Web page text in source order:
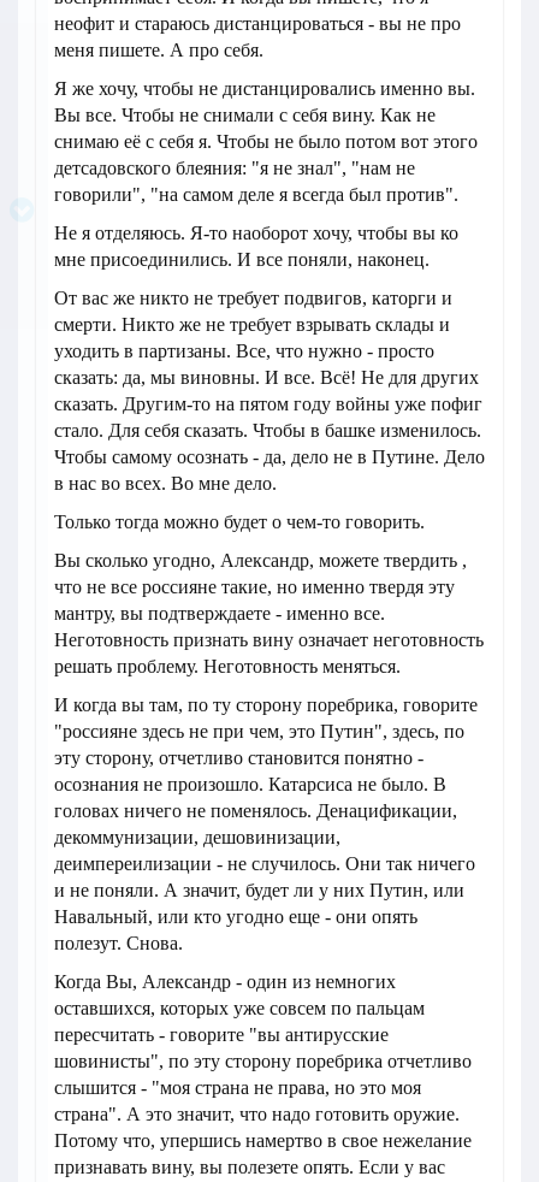
неофит и стараюсь дистанцироваться - вы не про
меня пишете. А про себя.
Я же хочу, чтобы не дистанцировались именно вы.
Вы все. Чтобы не снимали с себя вину. Как не
снимаю её с себя я. Чтобы не было потом вот этого
детсадовского блеяния: "я не знал", "нам не
говорили", "на самом деле я всегда был против".
Не я отделяюсь. Я-то наоборот хочу, чтобы вы ко
мне присоединились. И все поняли, наконец.
От вас же никто не требует подвигов, каторги и
смерти. Никто же не требует взрывать склады и
уходить в партизаны. Все, что нужно - просто
сказать: да, мы виновны. И все. Всё! Не для других
сказать. Другим-то на пятом году войны уже пофиг
стало. Для себя сказать. Чтобы в башке изменилось.
Чтобы самому осознать - да, дело не в Путине. Дело
в нас во всех. Во мне дело.
Только тогда можно будет о чем-то говорить.
Вы сколько угодно, Александр, можете твердить ,
что не все россияне такие, но именно твердя эту
мантру, вы подтверждаете - именно все.
Неготовность признать вину означает неготовность
решать проблему. Неготовность меняться.
И когда вы там, по ту сторону поребрика, говорите
"россияне здесь не при чем, это Путин", здесь, по
эту сторону, отчетливо становится понятно -
осознания не произошло. Катарсиса не было. В
головах ничего не поменялось. Денацификации,
декоммунизации, дешовинизации,
деимпереилизации - не случилось. Они так ничего
и не поняли. А значит, будет ли у них Путин, или
Навальный, или кто угодно еще - они опять
полезут. Снова.
Когда Вы, Александр - один из немногих
оставшихся, которых уже совсем по пальцам
пересчитать - говорите "вы антирусские
шовинисты", по эту сторону поребрика отчетливо
слышится - "моя страна не права, но это моя
страна". А это значит, что надо готовить оружие.
Потому что, упершись намертво в свое нежелание
признавать вину, вы полезете опять. Если у вас